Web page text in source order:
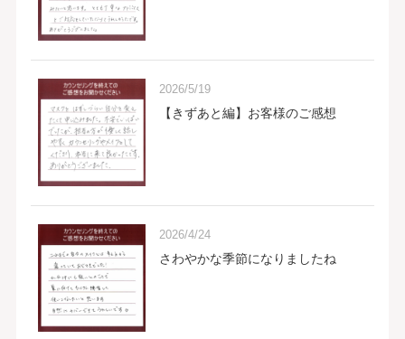
2026/5/19
【きずあと編】お客様のご感想
2026/4/24
さわやかな季節になりましたね